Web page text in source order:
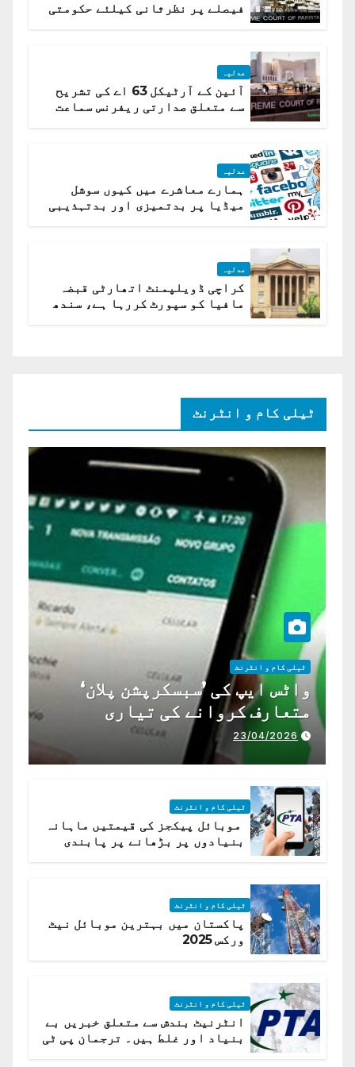
فیصلے پر نظرثانی کیلئے حکومتی
عدلیہ
آئین کے آرٹیکل 63 اے کی تشریح
سے متعلق صدارتی ریفرنس سماعت
عدلیہ
ہمارے معاشرے میں کیوں سوشل
میڈیا پر بدتمیزی اور بدتہذیبی
عدلیہ
کراچی ڈویلپمنٹ اتھارٹی قبضہ
مافیا کو سپورٹ کررہا ہے، سندھ
ٹیلی کام و انٹرنٹ
ٹیلی کام و انٹرنٹ
واٹس ایپ کی ’سبسکرپشن پلان‘
متعارف کروانے کی تیاری
23/04/2026
ٹیلی کام و انٹرنٹ
موبائل پیکجز کی قیمتیں ماہانہ
بنیادوں پر بڑھانے پر پابندی
ٹیلی کام و انٹرنٹ
پاکستان میں بہترین موبائل نیٹ
ورکس 2025
ٹیلی کام و انٹرنٹ
انٹرنیٹ بندش سے متعلق خبریں بے
بنیاد اور غلط ہیں۔ ترجمان پی ٹی